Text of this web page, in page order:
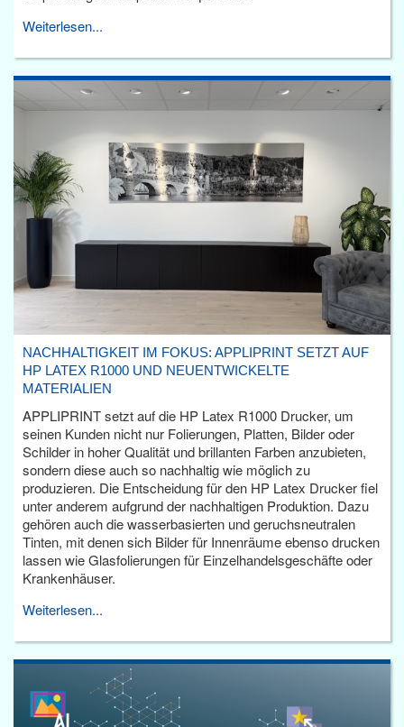
Weiterlesen...
NACHHALTIGKEIT IM FOKUS: APPLIPRINT SETZT AUF
HP LATEX R1000 UND NEUENTWICKELTE
MATERIALIEN
APPLIPRINT setzt auf die HP Latex R1000 Drucker, um
seinen Kunden nicht nur Folierungen, Platten, Bilder oder
Schilder in hoher Qualität und brillanten Farben anzubieten,
sondern diese auch so nachhaltig wie möglich zu
produzieren. Die Entscheidung für den HP Latex Drucker fiel
unter anderem aufgrund der nachhaltigen Produktion. Dazu
gehören auch die wasserbasierten und geruchsneutralen
Tinten, mit denen sich Bilder für Innenräume ebenso drucken
lassen wie Glasfolierungen für Einzelhandelsgeschäfte oder
Krankenhäuser.
Weiterlesen...